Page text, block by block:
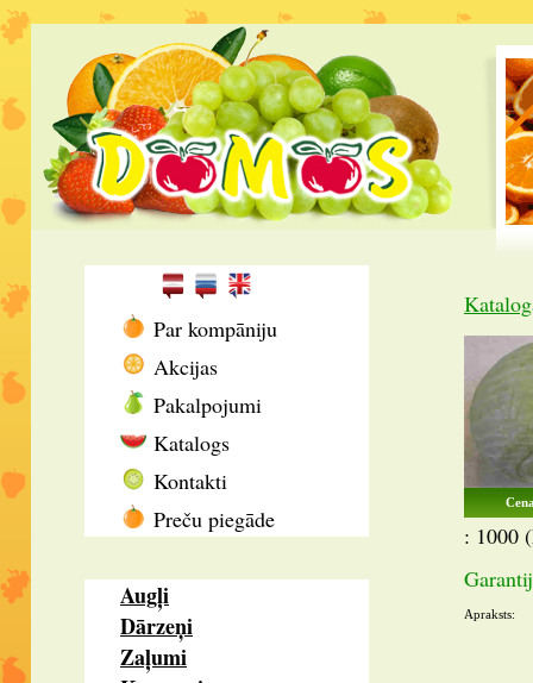
Par kompāniju
Akcijas
Pakalpojumi
Katalogs
Kontakti
Preču piegāde
Augļi
Dārzeņi
Zaļumi
: 1000
Apraksts: